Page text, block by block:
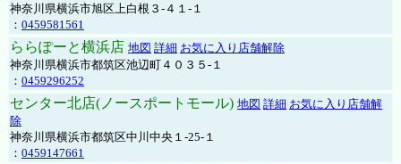
神奈川県横浜市旭区上白根３-４１-１
： 0459581561
ららぽーと横浜店 地図 詳細 お気に入り店舗解除
神奈川県横浜市都筑区池辺町４０３５-１
： 0459296252
センター北店(ノースポートモール) 地図 詳細 お気に入り店舗解
除
神奈川県横浜市都筑区中川中央１-25-１
： 0459147661